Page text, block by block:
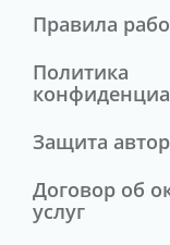
Правила
Политика
Защита
Договор об
услуг